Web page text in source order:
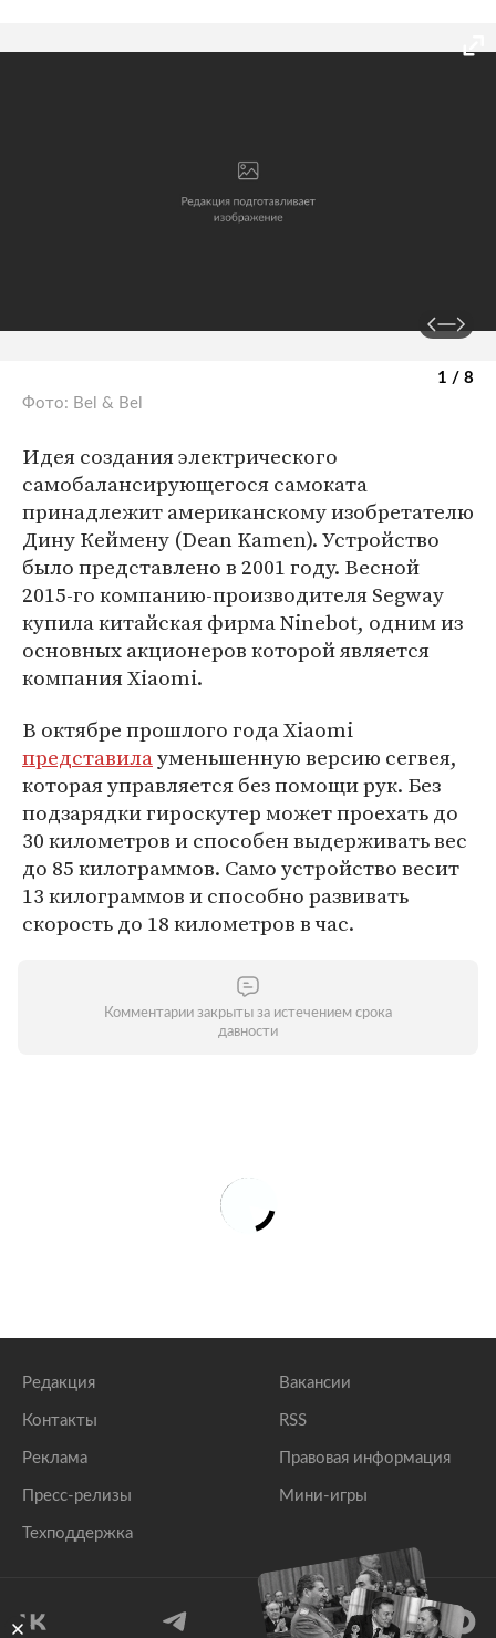
1 / 8
Фото: Bel & Bel
Идея создания электрического
самобалансирующегося самоката
принадлежит американскому изобретателю
Дину Кеймену (Dean Kamen). Устройство
было представлено в 2001 году. Весной
2015-го компанию-производителя Segway
купила китайская фирма Ninebot, одним из
основных акционеров которой является
компания Xiaomi.
В октябре прошлого года Xiaomi
представилауменьшенную версию сегвея,
которая управляется без помощи рук. Без
подзарядки гироскутер может проехать до
30 километров и способен выдерживать вес
до 85 килограммов. Само устройство весит
13 килограммов и способно развивать
скорость до 18 километров в час.
Комментарии закрыты за истечением срока
давности
Редакция
Контакты
Реклама
Пресс-релизы
Техподдержка
Вакансии
RSS
Правовая информация
Мини-игры